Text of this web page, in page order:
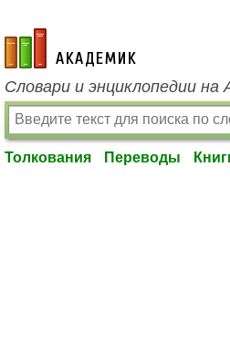
academic.ru
Словари и энциклопедии на
Толкования Переводы